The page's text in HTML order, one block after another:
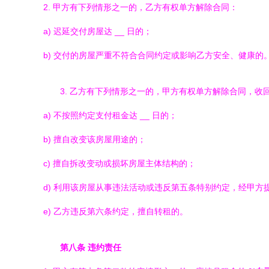
2. 甲方有下列情形之一的，乙方有权单方解除合同：
a) 迟延交付房屋达 __ 日的；
b) 交付的房屋严重不符合合同约定或影响乙方安全、健康的。
3. 乙方有下列情形之一的，甲方有权单方解除合同，收
a) 不按照约定支付租金达 __ 日的；
b) 擅自改变该房屋用途的；
c) 擅自拆改变动或损坏房屋主体结构的；
d) 利用该房屋从事违法活动或违反第五条特别约定，经甲方
e) 乙方违反第六条约定，擅自转租的。
第八条 违约责任